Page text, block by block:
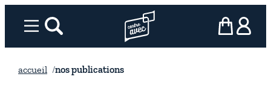
Menurechercher Page d’accueil l’association
mon panier
ma
accueil nos publications